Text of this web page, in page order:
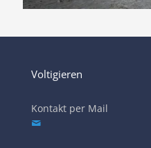
Voltigieren
Kontakt per Mail